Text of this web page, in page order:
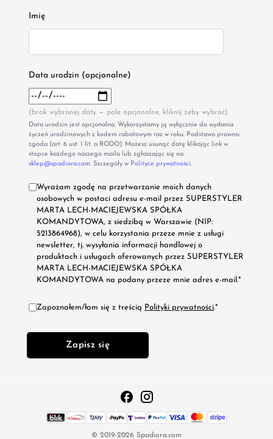
Imię
Data urodzin (opcjonalne)
(brak wybranej daty — pole opcjonalne, kliknij żeby wybrać)
Data urodzin jest opcjonalna. Wykorzystamy ją wyłącznie do wysłania
życzeń urodzinowych z kodem rabatowym raz w roku. Podstawa prawna:
zgoda (art. 6 ust. 1 lit. a RODO). Możesz usunąć datę klikając link w
stopce każdego naszego maila lub zgłaszając się na
sklep@spadiora.com. Szczegóły w Polityce prywatności.
Wyrażam zgodę na przetwarzanie moich danych
osobowych w postaci adresu e-mail przez SUPERSTYLER
MARTA LECH-MACIEJEWSKA SPÓŁKA
KOMANDYTOWA, z siedzibą w Warszawie (NIP:
5213864968), w celu korzystania przeze mnie z usługi
newsletter, tj. wysyłania informacji handlowej o
produktach i usługach oferowanych przez SUPERSTYLER
MARTA LECH-MACIEJEWSKA SPÓŁKA
KOMANDYTOWA na podany przeze mnie adres e-mail.*
Zapoznałem/łam się z treścią Polityki prywatności.*
Zapisz się
© 2019-2026 Spadiora.com